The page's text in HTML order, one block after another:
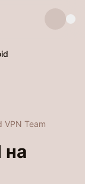
VPN Team
на